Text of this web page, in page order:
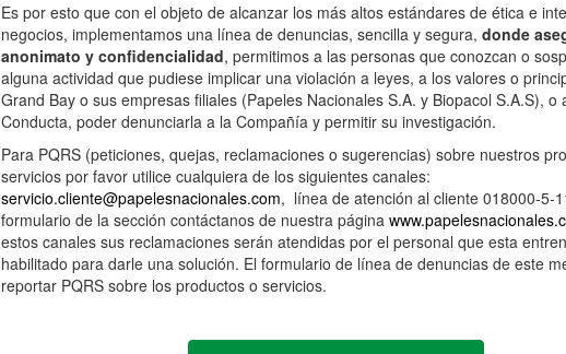
Es por esto que con el objeto de alcanzar los más altos estándares de ética e
negocios, implementamos una línea de denuncias, sencilla y segura, donde
anonimato y confidencialidad, permitimos a las personas que conozcan o
alguna actividad que pudiese implicar una violación a leyes, a los valores o
Grand Bay o sus empresas filiales (Papeles Nacionales S.A. y Biopacol S.A.S), o
Conducta, poder denunciarla a la Compañía y permitir su investigación.
Para PQRS (peticiones, quejas, reclamaciones o sugerencias) sobre nuestros
servicios por favor utilice cualquiera de los siguientes canales:
servicio.cliente@papelesnacionales.com, línea de atención al cliente 018000-5-
formulario de la sección contáctanos de nuestra página
estos canales sus reclamaciones serán atendidas por el personal que esta
habilitado para darle una solución. El formulario de línea de denuncias de este
reportar PQRS sobre los productos o servicios.